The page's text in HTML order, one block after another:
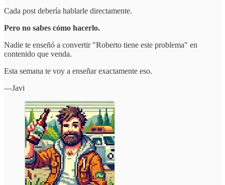
Cada post debería hablarle directamente.
Pero no sabes cómo hacerlo.
Nadie te enseñó a convertir "Roberto tiene este problema" en
contenido que venda.
Esta semana te voy a enseñar exactamente eso.
—Javi